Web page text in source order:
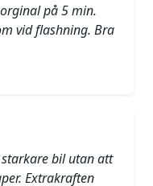
på 5 min.
vid flashning. Bra
bil utan att
Extrakraften